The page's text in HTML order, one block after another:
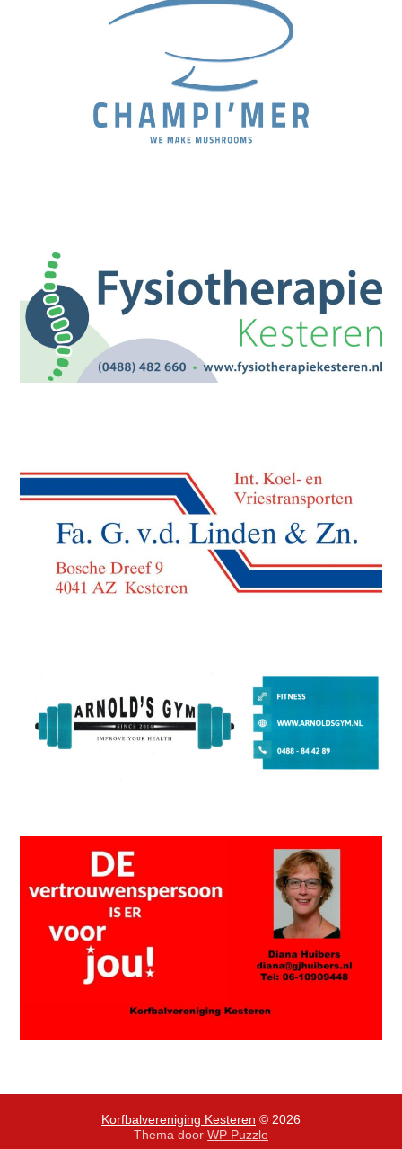
Korfbalvereniging Kesteren © 2026
Thema door WP Puzzle